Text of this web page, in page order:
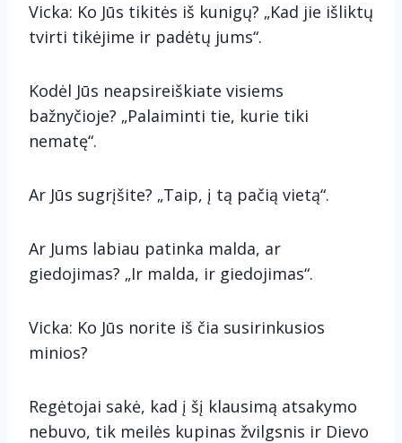
Vicka: Ko Jūs tikitės iš kunigų? „Kad jie išliktų
tvirti tikėjime ir padėtų jums“.
Kodėl Jūs neapsireiškiate visiems
bažnyčioje? „Palaiminti tie, kurie tiki
nematę“.
Ar Jūs sugrįšite? „Taip, į tą pačią vietą“.
Ar Jums labiau patinka malda, ar
giedojimas? „Ir malda, ir giedojimas“.
Vicka: Ko Jūs norite iš čia susirinkusios
minios?
Regėtojai sakė, kad į šį klausimą atsakymo
nebuvo, tik meilės kupinas žvilgsnis ir Dievo